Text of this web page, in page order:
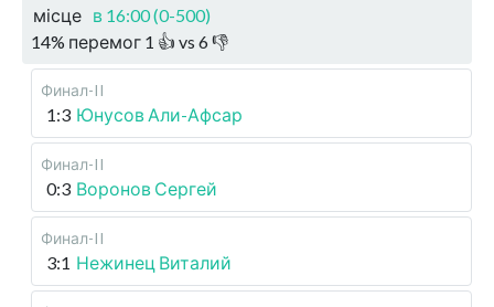
місце в 16:00 (0-500)
14% перемог 1 👍 vs 6👎
Финал-II
1:3 Юнусов Али-Афсар
Финал-II
0:3 Воронов Сергей
Финал-II
3:1 Нежинец Виталий